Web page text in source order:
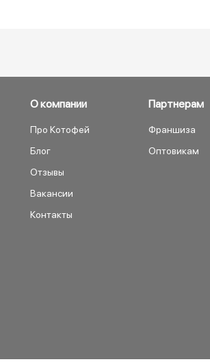
О компании
Про Котофей
Блог
Отзывы
Вакансии
Контакты
Партнерам
Франшиза
Оптовикам